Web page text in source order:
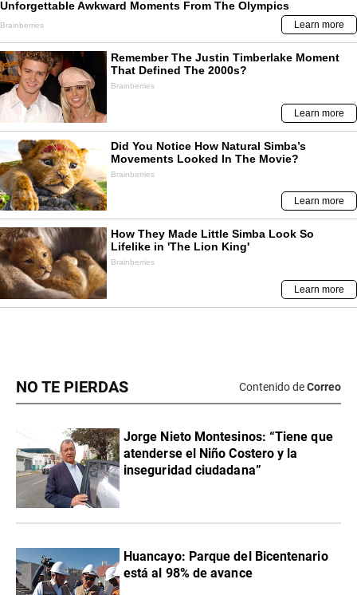
NO TE PIERDAS Contenido deCorreo
Jorge Nieto Montesinos: “Tiene que
atenderse el Niño Costero y la
inseguridad ciudadana”
Huancayo: Parque del Bicentenario
está al 98% de avance